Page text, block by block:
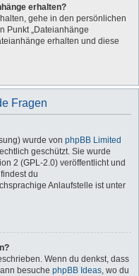
erhalten?
gehe in den persönlichen
Punkt „Dateianhänge
erhalten und diese
Fragen
wurde von phpBB Limited
geschützt. Sie wurde
2 (GPL-2.0) veröffentlicht und
du
Anlaufstelle ist unter
Wenn du denkst, dass
besuche phpBB Ideas, wo du